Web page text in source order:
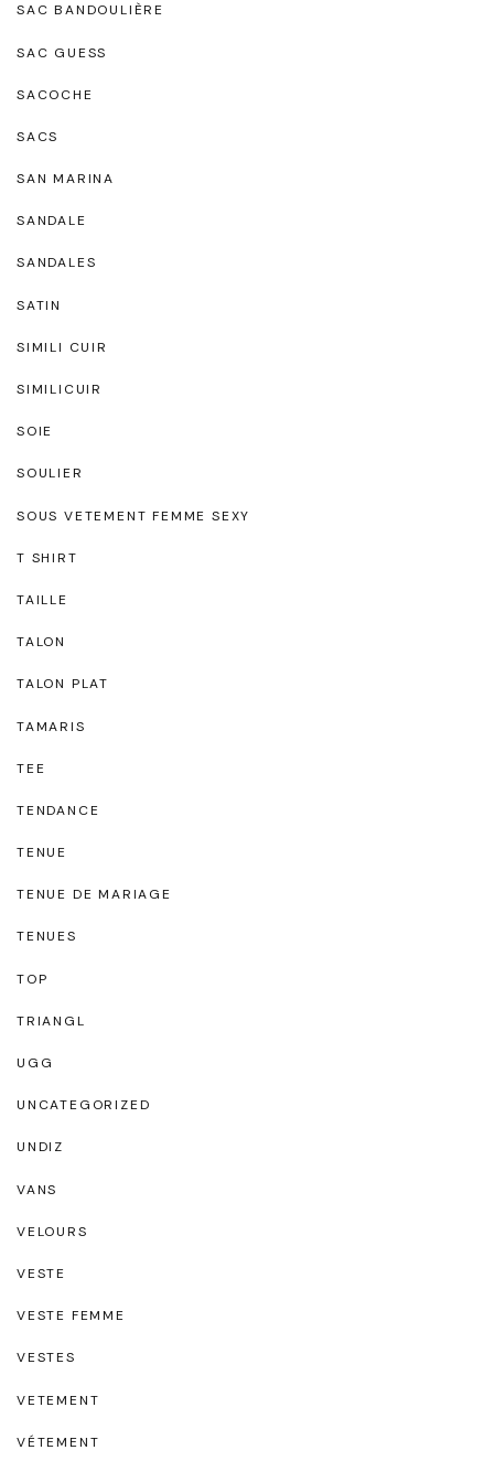
SAC BANDOULIÈRE
SAC GUESS
SACOCHE
SACS
SAN MARINA
SANDALE
SANDALES
SATIN
SIMILI CUIR
SIMILICUIR
SOIE
SOULIER
SOUS VETEMENT FEMME SEXY
T SHIRT
TAILLE
TALON
TALON PLAT
TAMARIS
TEE
TENDANCE
TENUE
TENUE DE MARIAGE
TENUES
TOP
TRIANGL
UGG
UNCATEGORIZED
UNDIZ
VANS
VELOURS
VESTE
VESTE FEMME
VESTES
VETEMENT
VÉTEMENT